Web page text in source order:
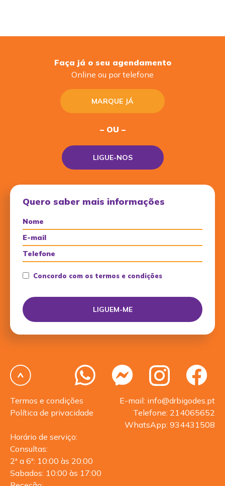
Faça já o seu agendamento
Online ou por telefone
MARQUE JÁ
– OU –
LIGUE-NOS
Quero saber mais informações
Concordo com os termos e condições
Termos e condições
Política de privacidade
E-mail: info@drbigodes.pt
Telefone: 214065652
WhatsApp: 934431508
Horário de serviço:
Consultas:
2ª a 6ª: 10:00 às 20:00
Sabados: 10:00 às 17:00